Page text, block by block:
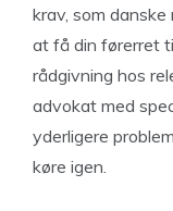
krav, som
at få din førerret
rådgivning hos
advokat med
yderligere
køre igen.